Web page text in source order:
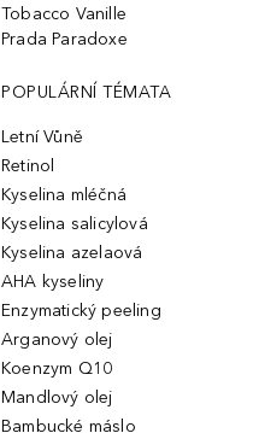
Tobacco Vanille
Prada Paradoxe
POPULÁRNÍ TÉMATA
Letní Vůně
Retinol
Kyselina mléčná
Kyselina salicylová
Kyselina azelaová
AHA kyseliny
Enzymatický peeling
Arganový olej
Koenzym Q10
Mandlový olej
Bambucké máslo